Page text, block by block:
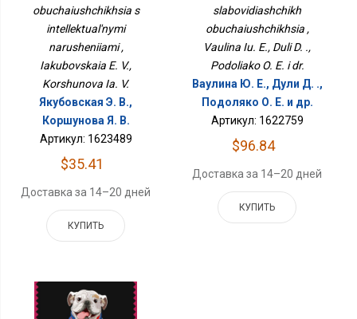
obuchaiushchikhsia s
intellektual'nymi
narusheniiami ,
Iakubovskaia E. V.,
Korshunova Ia. V.
Якубовская Э. В.,
Коршунова Я. В.
Артикул: 1623489
$35.41
Доставка за 14–20 дней
КУПИТЬ
slabovidiashchikh
obuchaiushchikhsia ,
Vaulina Iu. E., Duli D. .,
Podoliako O. E. i dr.
Ваулина Ю. Е., Дули Д. .,
Подоляко О. Е. и др.
Артикул: 1622759
$96.84
Доставка за 14–20 дней
КУПИТЬ